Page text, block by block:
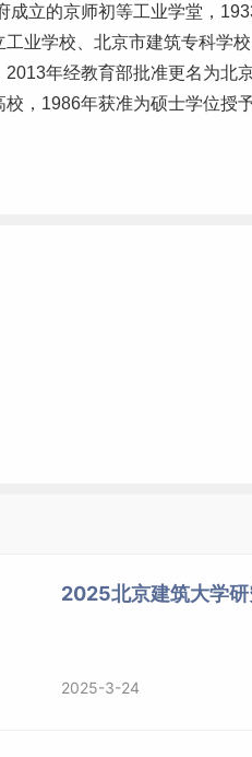
成立的京师初等工业学堂，
业学校、北京市建筑专科学校
2013年经教育部批准更名为北
，1986年获准为硕士学位授
2025北京建筑大学
2025-3-24